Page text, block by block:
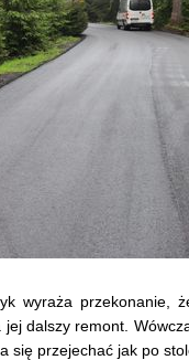
wyraża przekonanie,
dalszy remont.
się przejechać jak po